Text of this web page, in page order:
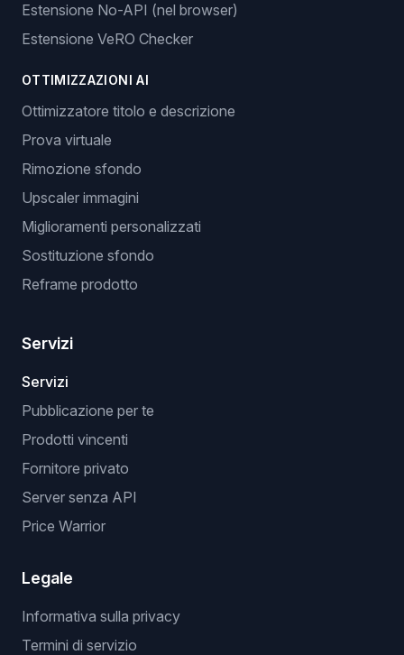
Estensione No-API (nel browser)
Estensione VeRO Checker
OTTIMIZZAZIONI AI
Ottimizzatore titolo e descrizione
Prova virtuale
Rimozione sfondo
Upscaler immagini
Miglioramenti personalizzati
Sostituzione sfondo
Reframe prodotto
Servizi
Servizi
Pubblicazione per te
Prodotti vincenti
Fornitore privato
Server senza API
Price Warrior
Legale
Informativa sulla privacy
Termini di servizio